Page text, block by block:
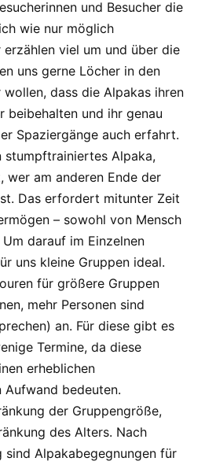
und Besucher die
wie nur möglich
erzählen viel um und über die
uns gerne Löcher in den
wollen, dass die Alpakas ihren
beibehalten und ihr genau
Spaziergänge auch erfahrt.
stumpftrainiertes Alpaka,
wer am anderen Ende der
Das erfordert mitunter Zeit
– sowohl von Mensch
darauf im Einzelnen
uns kleine Gruppen ideal.
für größere Gruppen
mehr Personen sind
an. Für diese gibt es
Termine, da diese
erheblichen
bedeuten.
der Gruppengröße,
des Alters. Nach
sind Alpakabegegnungen für